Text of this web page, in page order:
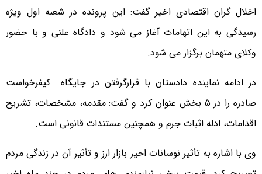
اخلال گران اقتصادی اخیر گفت: این پرونده در شعبه اول ویژه
رسیدگی به این اتهامات آغاز می شود و دادگاه علنی و با حضور
وکلای متهمان برگزار می شود.
در ادامه نماینده دادستان با قرارگرفتن در جایگاه کیفرخواست
صادره را در ۵ بخش عنوان کرد و گفت: مقدمه، مشخصات، تشریح
اقدامات، ادله اثبات جرم و همچنین مستندات قانونی است.
وی با اشاره به تأثیر نوسانات اخیر بازار ارز و تأثیر آن در زندگی مردم